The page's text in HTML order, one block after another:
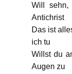
Will
Antichrist
Das ist
ich tu
Willst du
Augen zu